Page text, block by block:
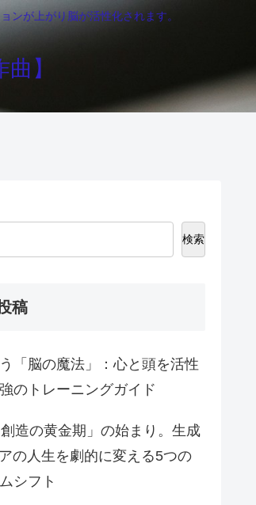
ンが上がり脳が活性化されます。
】
検索
稿
「脳の魔法」：心と頭を活性
のトレーニングガイド
造の黄金期」の始まり。生成
の人生を劇的に変える5つの
シフト